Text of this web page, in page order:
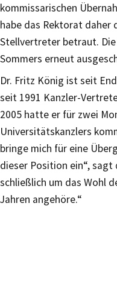
kommissarischen
habe das Rektorat daher
Stellvertreter betraut.
Sommers erneut
Dr. Fritz König ist seit
seit 1991 Kanzler-
2005 hatte er für zwei
Universitätskanzlers
bringe mich für eine
dieser Position ein“, sagt
schließlich um das Wohl
Jahren angehöre.“